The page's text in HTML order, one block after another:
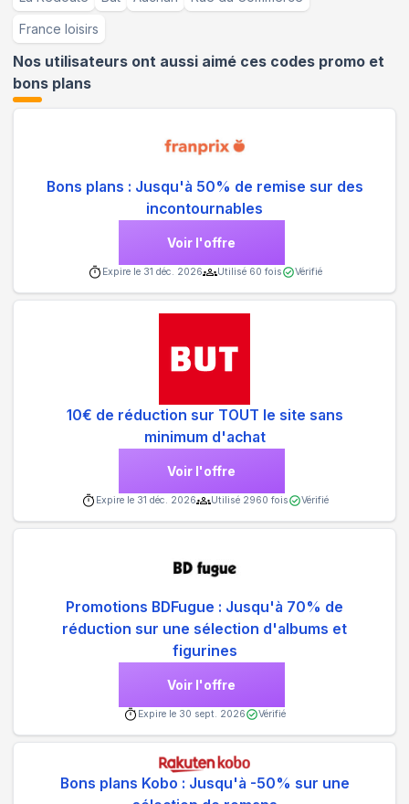
France loisirs
Nos utilisateurs ont aussi aimé ces codes promo et
bons plans
Bons plans : Jusqu'à 50% de remise sur des
incontournables
Voir l'offre
Expire le 31 déc. 2026 Utilisé 60 fois Vérifié
10€ de réduction sur TOUT le site sans
minimum d'achat
Voir l'offre
Expire le 31 déc. 2026 Utilisé 2960 fois Vérifié
Promotions BDFugue : Jusqu'à 70% de
réduction sur une sélection d'albums et
figurines
Voir l'offre
Expire le 30 sept. 2026 Vérifié
Bons plans Kobo : Jusqu'à -50% sur une